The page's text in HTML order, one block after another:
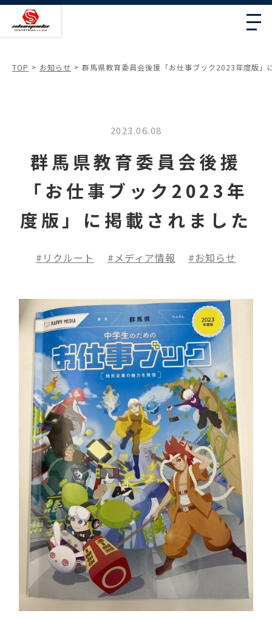
TOP お知らせ 群馬県教育委員会後援「お仕事ブック2023年度版」
2023.06.08
群馬県教育委員会後援
「お仕事ブック2023年
度版」に掲載されました
リクルート メディア情報 お知らせ